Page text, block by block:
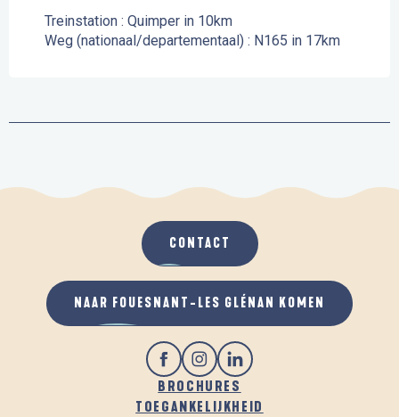
Treinstation : Quimper in 10km
Weg (nationaal/departementaal) : N165 in 17km
BROCHURES
TOEGANKELIJKHEID
CONTACT
NAAR FOUESNANT-LES GLÉNAN KOMEN